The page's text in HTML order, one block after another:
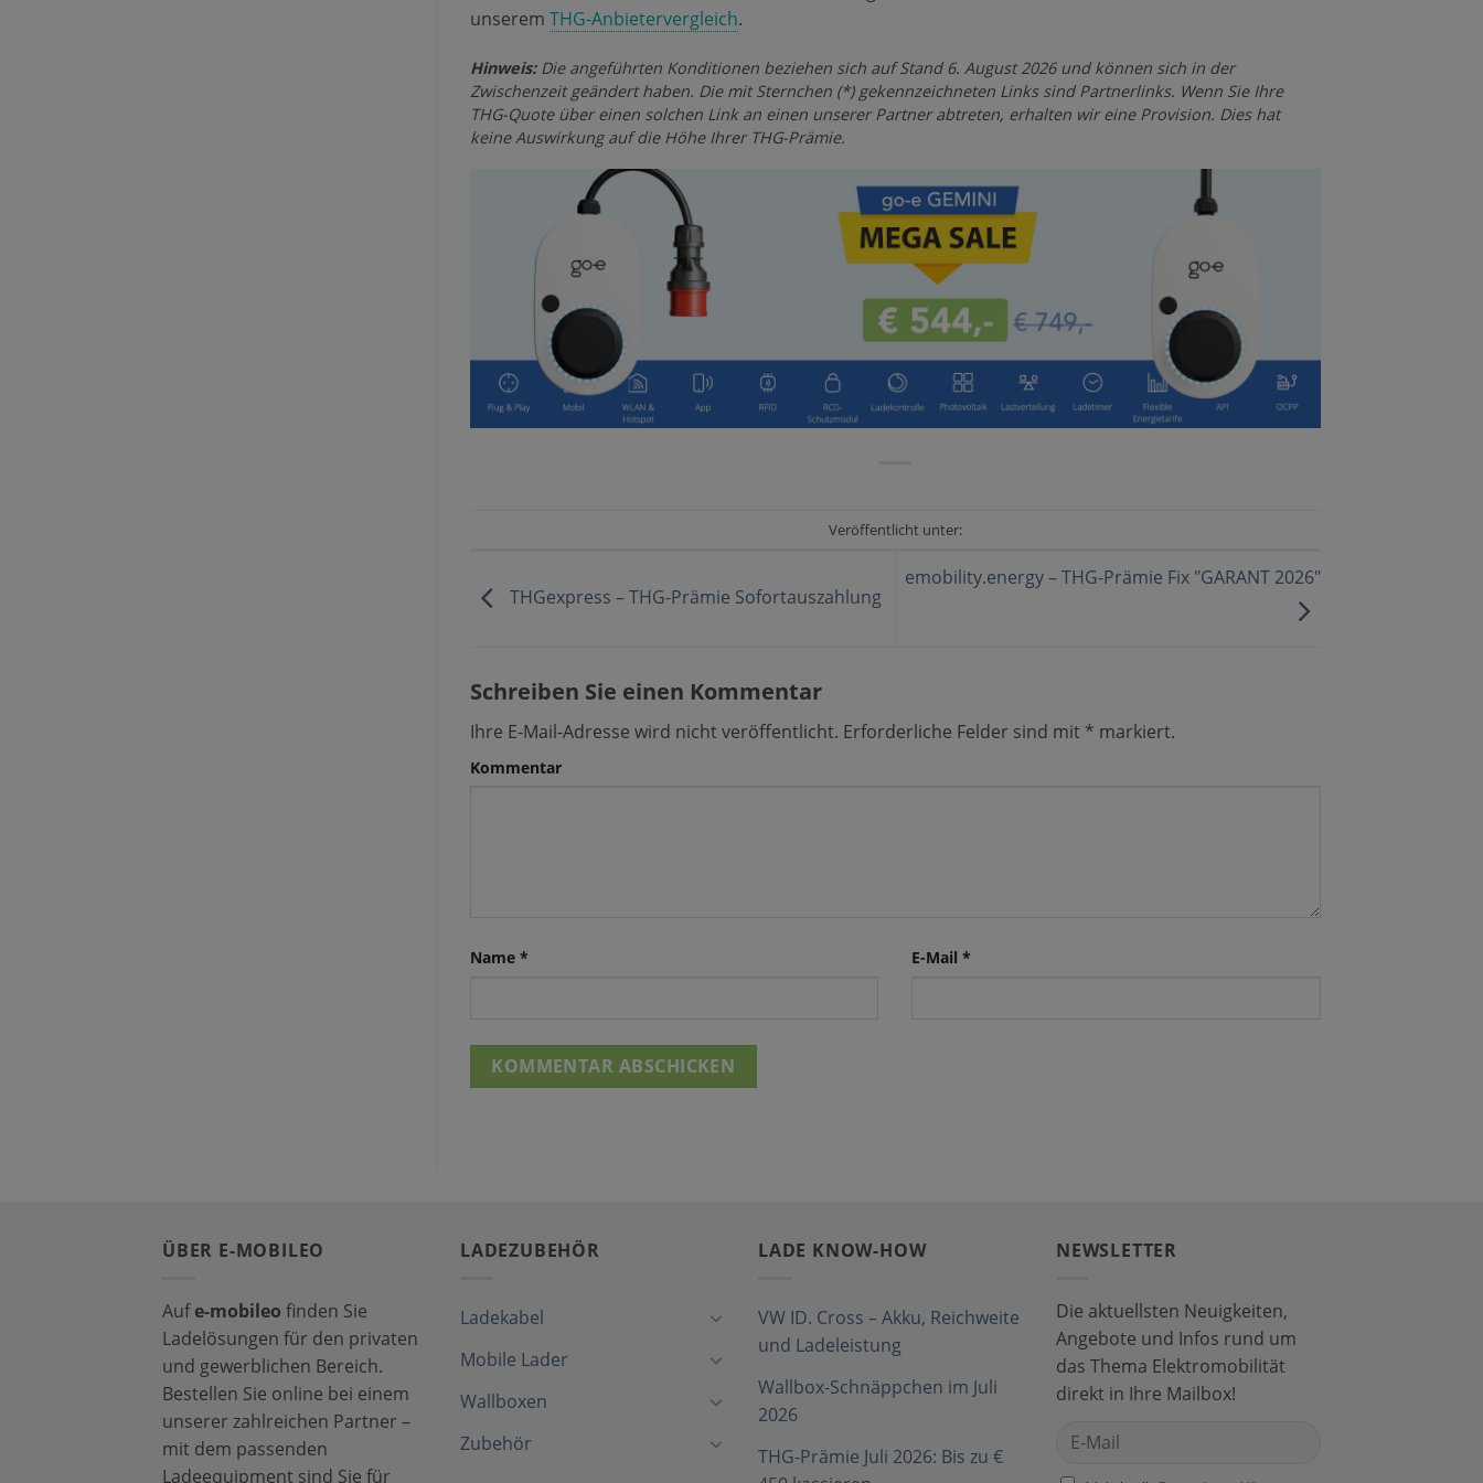
unserem THG-Anbietervergleich.
Hinweis:Die angeführten Konditionen beziehen sich auf Stand 6. August 2026 und können sich in der
Zwischenzeit geändert haben. Die mit Sternchen (*) gekennzeichneten Links sind Partnerlinks. Wenn Sie Ihre
THG-Quote über einen solchen Link an einen unserer Partner abtreten, erhalten wir eine Provision. Dies hat
keine Auswirkung auf die Höhe Ihrer THG-Prämie.
Veröffentlicht unter:
THGexpress – THG-Prämie Sofortauszahlung
emobility.energy – THG-Prämie Fix "GARANT 2026″
Schreiben Sie einen Kommentar
Ihre E-Mail-Adresse wird nicht veröffentlicht. Erforderliche Felder sind mit * markiert.
Kommentar
Name * E-Mail*
ÜBER E-MOBILEO
Aufe-mobileo finden Sie
Ladelösungen für den privaten
und gewerblichen Bereich.
Bestellen Sie online bei einem
unserer zahlreichen Partner –
mit dem passenden
Ladeequipment sind Sie für
LADEZUBEHÖR
Ladekabel
Mobile Lader
Wallboxen
Zubehör
LADE KNOW-HOW
VW ID. Cross – Akku, Reichweite
und Ladeleistung
Wallbox-Schnäppchen im Juli
2026
THG-Prämie Juli 2026: Bis zu €
NEWSLETTER
Die aktuellsten Neuigkeiten,
Angebote und Infos rund um
das Thema Elektromobilität
direkt in Ihre Mailbox!